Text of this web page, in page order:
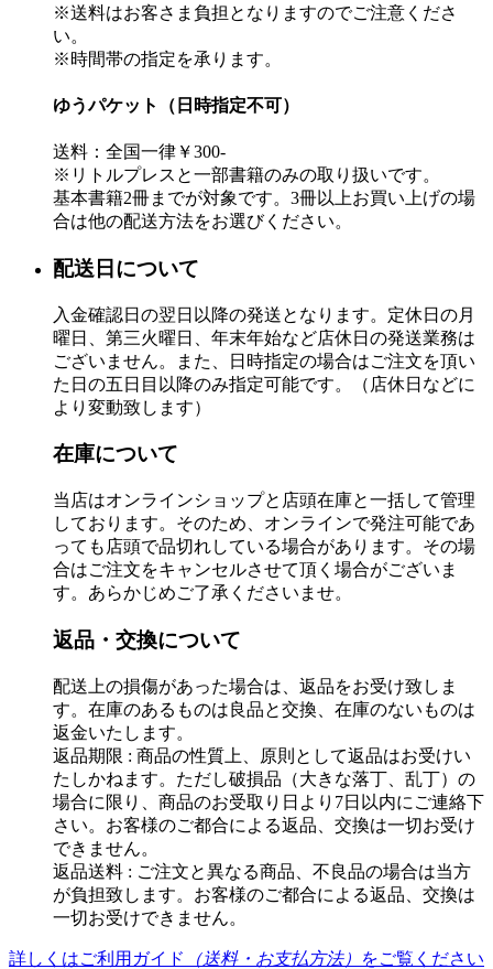
※送料はお客さま負担となりますのでご注意くださ
い。
※時間帯の指定を承ります。
ゆうパケット（日時指定不可）
送料：全国一律￥300-
※リトルプレスと一部書籍のみの取り扱いです。
基本書籍2冊までが対象です。3冊以上お買い上げの場
合は他の配送方法をお選びください。
配送日について
入金確認日の翌日以降の発送となります。定休日の月
曜日、第三火曜日、年末年始など店休日の発送業務は
ございません。また、日時指定の場合はご注文を頂い
た日の五日目以降のみ指定可能です。（店休日などに
より変動致します）
在庫について
当店はオンラインショップと店頭在庫と一括して管理
しております。そのため、オンラインで発注可能であ
っても店頭で品切れしている場合があります。その場
合はご注文をキャンセルさせて頂く場合がございま
す。あらかじめご了承くださいませ。
返品・交換について
配送上の損傷があった場合は、返品をお受け致しま
す。在庫のあるものは良品と交換、在庫のないものは
返金いたします。
返品期限 : 商品の性質上、原則として返品はお受けい
たしかねます。ただし破損品（大きな落丁、乱丁）の
場合に限り、商品のお受取り日より7日以内にご連絡下
さい。お客様のご都合による返品、交換は一切お受け
できません。
返品送料 : ご注文と異なる商品、不良品の場合は当方
が負担致します。お客様のご都合による返品、交換は
一切お受けできません。
詳しくはご利用ガイド （送料・お支払方法） をご覧ください